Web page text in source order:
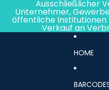
Ausschließlicher
Unternehmer,
öffentliche Institutionen
Verkauf an
HOME